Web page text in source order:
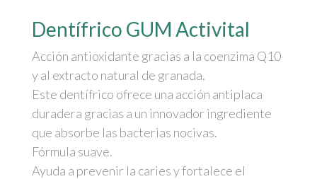
Dentífrico GUM Activital
Acción antioxidante gracias a la coenzima Q10
y al extracto natural de granada.
Este dentífrico ofrece una acción antiplaca
duradera gracias a un innovador ingrediente
que absorbe las bacterias nocivas.
Fórmula suave.
Ayuda a prevenir la caries y fortalece el